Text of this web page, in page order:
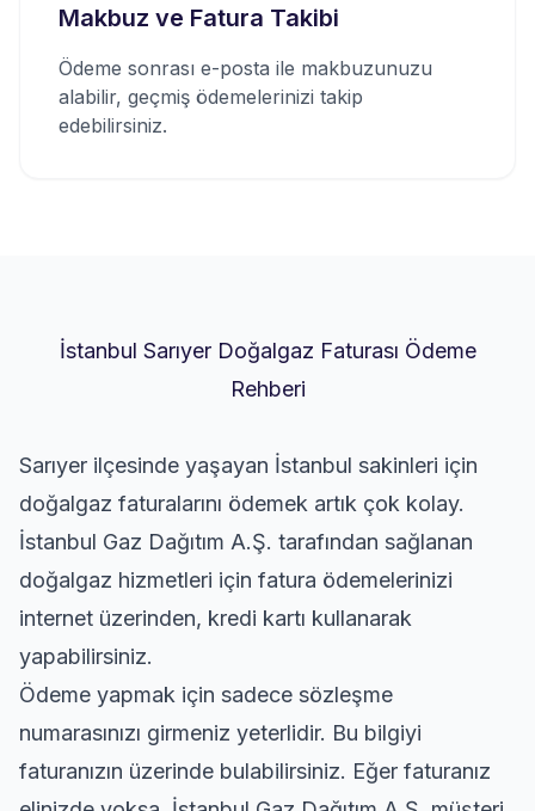
Makbuz ve Fatura Takibi
Ödeme sonrası e-posta ile makbuzunuzu
alabilir, geçmiş ödemelerinizi takip
edebilirsiniz.
İstanbul Sarıyer Doğalgaz Faturası Ödeme
Rehberi
Sarıyer ilçesinde yaşayan İstanbul sakinleri için
doğalgaz faturalarını ödemek artık çok kolay.
İstanbul Gaz Dağıtım A.Ş. tarafından sağlanan
doğalgaz hizmetleri için fatura ödemelerinizi
internet üzerinden, kredi kartı kullanarak
yapabilirsiniz.
Ödeme yapmak için sadece sözleşme
numarasınızı girmeniz yeterlidir. Bu bilgiyi
faturanızın üzerinde bulabilirsiniz. Eğer faturanız